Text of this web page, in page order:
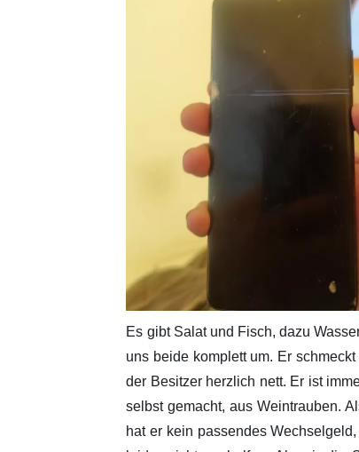
Es gibt Salat und Fisch, dazu
uns beide komplett um. Er
der Besitzer herzlich nett. Er ist
selbst gemacht, aus Weintrauben.
hat er kein passendes